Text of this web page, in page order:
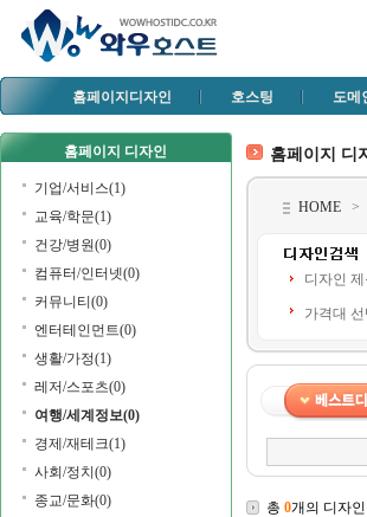
홈페이지디자인 호스팅 도메
홈페이지 디자인
기업/서비스(1)
교육/학문(1)
건강/병원(0)
컴퓨터/인터넷(0)
커뮤니티(0)
엔터테인먼트(0)
생활/가정(1)
레저/스포츠(0)
여행/세계정보(0)
경제/재테크(1)
사회/정치(0)
종교/문화(0)
홈페이지 디
HOME >
디자인 제
가격대 선
총 0개의 디자